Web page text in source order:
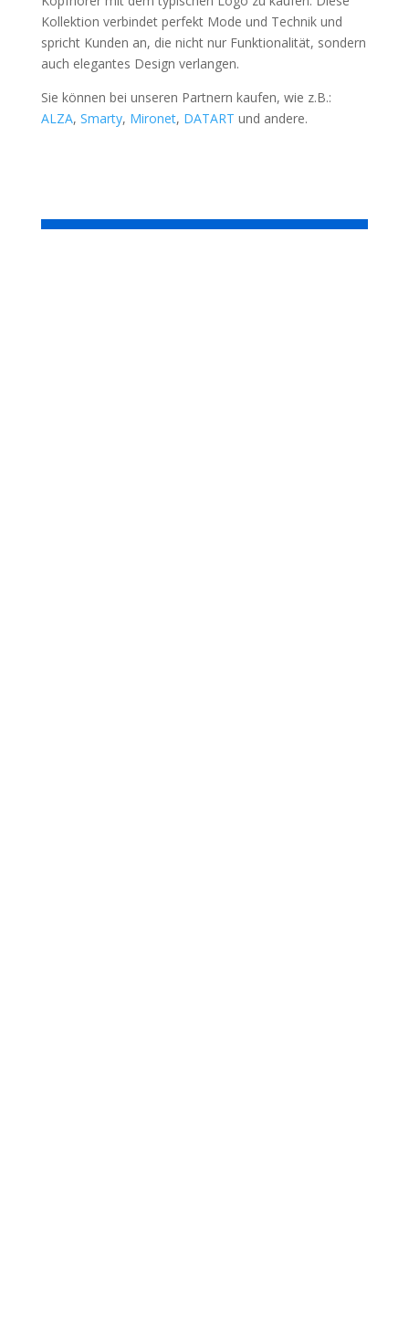
Kollektion verbindet perfekt Mode und Technik und
spricht Kunden an, die nicht nur Funktionalität, sondern
auch elegantes Design verlangen.
Sie können bei unseren Partnern kaufen, wie z.B.:
ALZA, Smarty, Mironet, DATART und andere.